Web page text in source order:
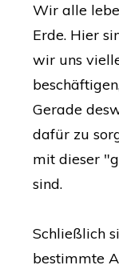
Wir alle
Erde. Hier
wir uns
Gerade
dafür zu
mit dieser
sind.
Schließlich
bestimmte